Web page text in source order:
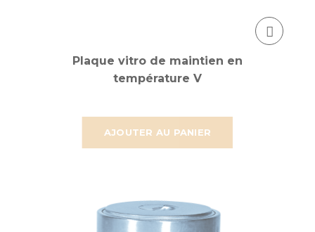
AJOUTER AU PANIER
Plaque vitro de maintien en
température V